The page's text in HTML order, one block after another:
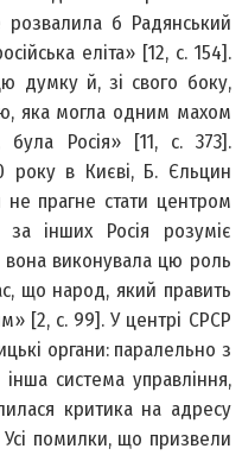
б Радянський
еліта» [12, с. 154].
думку й, зі свого боку,
яка могла одним махом
Росія» [11, с. 373].
року в Києві, Б. Єльцин
не прагне стати центром
інших Росія розуміє
вона виконувала цю роль
що народ, який править
[2, с. 99]. У центрі СРСР
органи: паралельно з
система управління,
критика на адресу
помилки, що призвели